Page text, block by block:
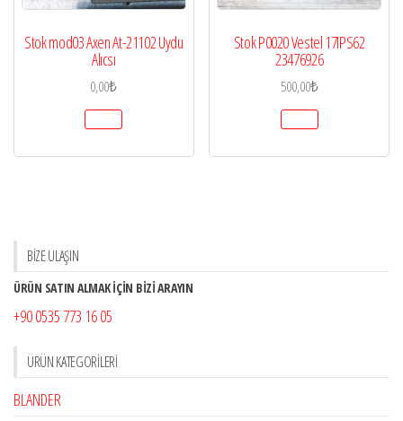
Stok mod03 Axen At-21102 Uydu
Alıcsı
0,00₺
Stok P0020 Vestel 17IPS62
23476926
500,00₺
BİZE ULAŞIN
ÜRÜN SATIN ALMAK İÇİN BİZİ ARAYIN
+90 0535 773 16 05
ÜRÜN KATEGORILERI
BLANDER